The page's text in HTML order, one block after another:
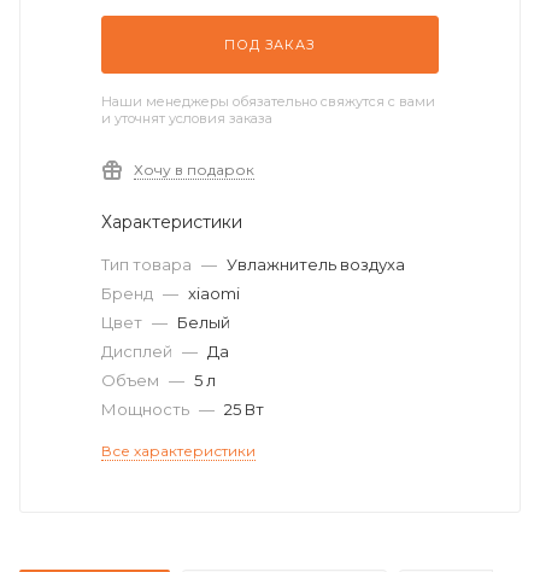
ПОД ЗАКАЗ
Наши менеджеры обязательно свяжутся с вами
и уточнят условия заказа
Хочу в подарок
Характеристики
Тип товара — Увлажнитель воздуха
Бренд — xiaomi
Цвет — Белый
Дисплей — Да
Объем — 5 л
Мощность — 25 Вт
Все характеристики